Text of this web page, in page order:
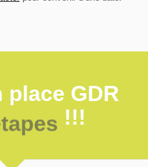
place GDR
!!!